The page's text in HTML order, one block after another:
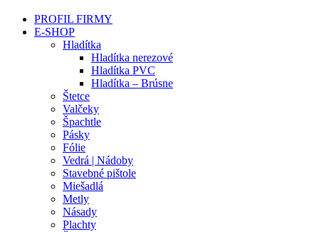
PROFIL FIRMY
E-SHOP
Hladítka
Hladítka nerezové
Hladítka PVC
Hladítka – Brúsne
Štetce
Valčeky
Špachtle
Pásky
Fólie
Vedrá | Nádoby
Stavebné pištole
Miešadlá
Metly
Násady
Plachty